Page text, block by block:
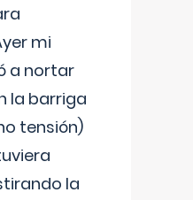
mi
a nortar
la barriga
tensión)
la